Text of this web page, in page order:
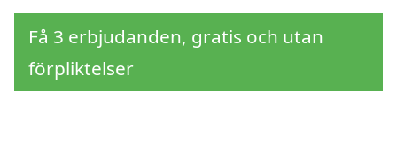
Få 3 erbjudanden, gratis och utan
förpliktelser